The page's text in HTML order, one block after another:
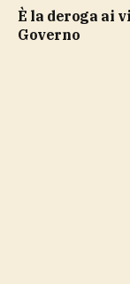
è la deroga ai vincoli di bilancio Ue che chiederà il
Governo